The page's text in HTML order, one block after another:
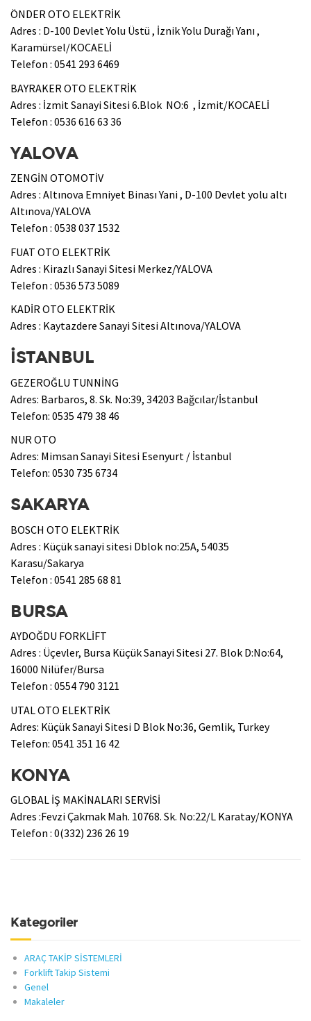
ÖNDER OTO ELEKTRİK
Adres : D-100 Devlet Yolu Üstü , İznik Yolu Durağı Yanı ,
Karamürsel/KOCAELİ
Telefon : 0541 293 6469
BAYRAKER OTO ELEKTRİK
Adres : İzmit Sanayi Sitesi 6.Blok NO:6 , İzmit/KOCAELİ
Telefon : 0536 616 63 36
YALOVA
ZENGİN OTOMOTİV
Adres : Altınova Emniyet Binası Yani , D-100 Devlet yolu altı
Altınova/YALOVA
Telefon : 0538 037 1532
FUAT OTO ELEKTRİK
Adres : Kirazlı Sanayi Sitesi Merkez/YALOVA
Telefon : 0536 573 5089
KADİR OTO ELEKTRİK
Adres : Kaytazdere Sanayi Sitesi Altınova/YALOVA
İSTANBUL
GEZEROĞLU TUNNİNG
Adres: Barbaros, 8. Sk. No:39, 34203 Bağcılar/İstanbul
Telefon: 0535 479 38 46
NUR OTO
Adres: Mimsan Sanayi Sitesi Esenyurt / İstanbul
Telefon: 0530 735 6734
SAKARYA
BOSCH OTO ELEKTRİK
Adres : Küçük sanayi sitesi Dblok no:25A, 54035
Karasu/Sakarya
Telefon : 0541 285 68 81
BURSA
AYDOĞDU FORKLİFT
Adres : Üçevler, Bursa Küçük Sanayi Sitesi 27. Blok D:No:64,
16000 Nilüfer/Bursa
Telefon : 0554 790 3121
UTAL OTO ELEKTRİK
Adres: Küçük Sanayi Sitesi D Blok No:36, Gemlik, Turkey
Telefon: 0541 351 16 42
KONYA
GLOBAL İŞ MAKİNALARI SERVİSİ
Adres :Fevzi Çakmak Mah. 10768. Sk. No:22/L Karatay/KONYA
Telefon : 0(332) 236 26 19
Kategoriler
ARAÇ TAKİP SİSTEMLERİ
Forklift Takip Sistemi
Genel
Makaleler